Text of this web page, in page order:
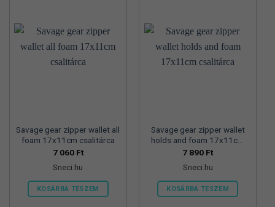
Savage gear zipper wallet all
foam 17x11cm csalitárca
7 060 Ft
Sneci.hu
KOSÁRBA TESZEM
Savage gear zipper wallet
holds and foam 17x11cm
csalitárca
7 890 Ft
Sneci.hu
KOSÁRBA TESZEM